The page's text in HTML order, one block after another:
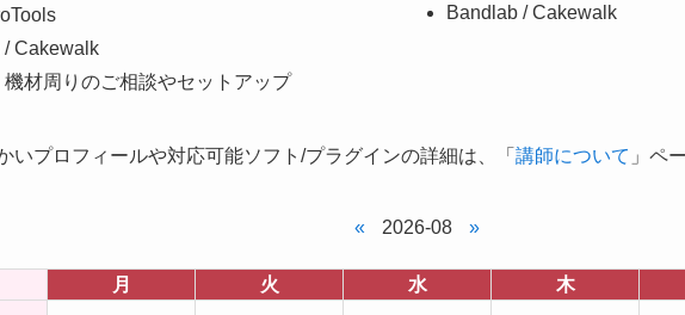
/ Cakewalk
機材周りのご相談やセットアップ
Bandlab / Cakewalk
いプロフィールや対応可能ソフト/プラグインの詳細は、「 講師について 」ペ
« 2026-08 »
月 火 水 木